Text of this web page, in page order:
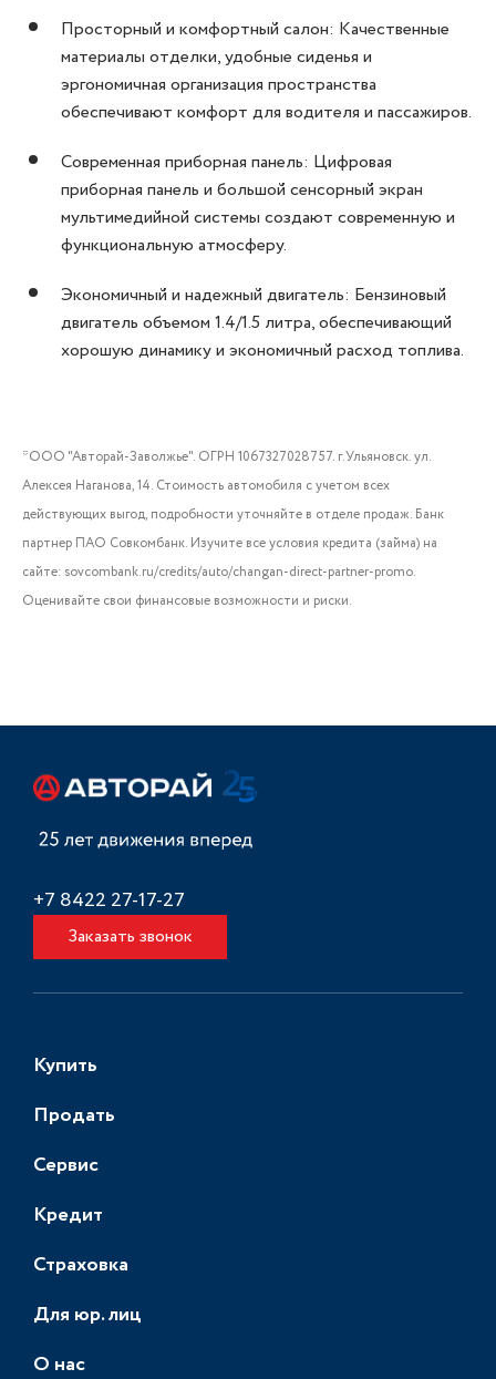
Просторный и комфортный салон: Качественные
материалы отделки, удобные сиденья и
эргономичная организация пространства
обеспечивают комфорт для водителя и пассажиров.
Современная приборная панель: Цифровая
приборная панель и большой сенсорный экран
мультимедийной системы создают современную и
функциональную атмосферу.
Экономичный и надежный двигатель: Бензиновый
двигатель объемом 1.4/1.5 литра, обеспечивающий
хорошую динамику и экономичный расход топлива.
*ООО "Авторай-Заволжье". ОГРН 1067327028757. г.Ульяновск. ул.
Алексея Наганова, 14. Стоимость автомобиля с учетом всех
действующих выгод, подробности уточняйте в отделе продаж. Банк
партнер ПАО Совкомбанк. Изучите все условия кредита (займа) на
сайте: sovcombank.ru/credits/auto/changan-direct-partner-promo.
Оценивайте свои финансовые возможности и риски.
+7 8422 27-17-27
Заказать звонок
Купить
Продать
Сервис
Кредит
Страховка
Для юр. лиц
О нас